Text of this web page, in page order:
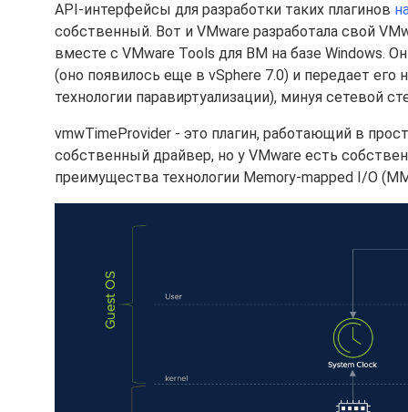
API-интерфейсы для разработки таких плагинов
собственный. Вот и VMware разработала свой
вместе с VMware Tools для ВМ на базе Windows.
(оно появилось еще в vSphere 7.0) и передает
технологии паравиртуализации), минуя сетевой
vmwTimeProvider - это плагин, работающий в
собственный драйвер, но у VMware есть
преимущества технологии Memory-mapped I/O